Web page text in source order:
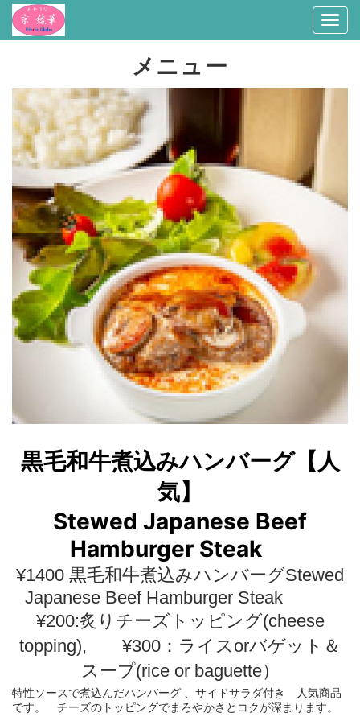
メニュー
黒毛和牛煮込みハンバーグ【人
気】
Stewed Japanese Beef
Hamburger Steak
¥1400 黒毛和牛煮込みハンバーグStewed
Japanese Beef Hamburger Steak
¥200:炙りチーズトッピング(cheese
topping), ¥300：ライスorバゲット＆
スープ(rice or baguette）
特性ソースで煮込んだハンバーグ 、サイドサラダ付き 人気商品
です。 チーズのトッピングでまろやかさとコクが深まります。